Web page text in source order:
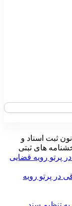
ثبت اسناد و
های ثبتی
در پرتو رویه